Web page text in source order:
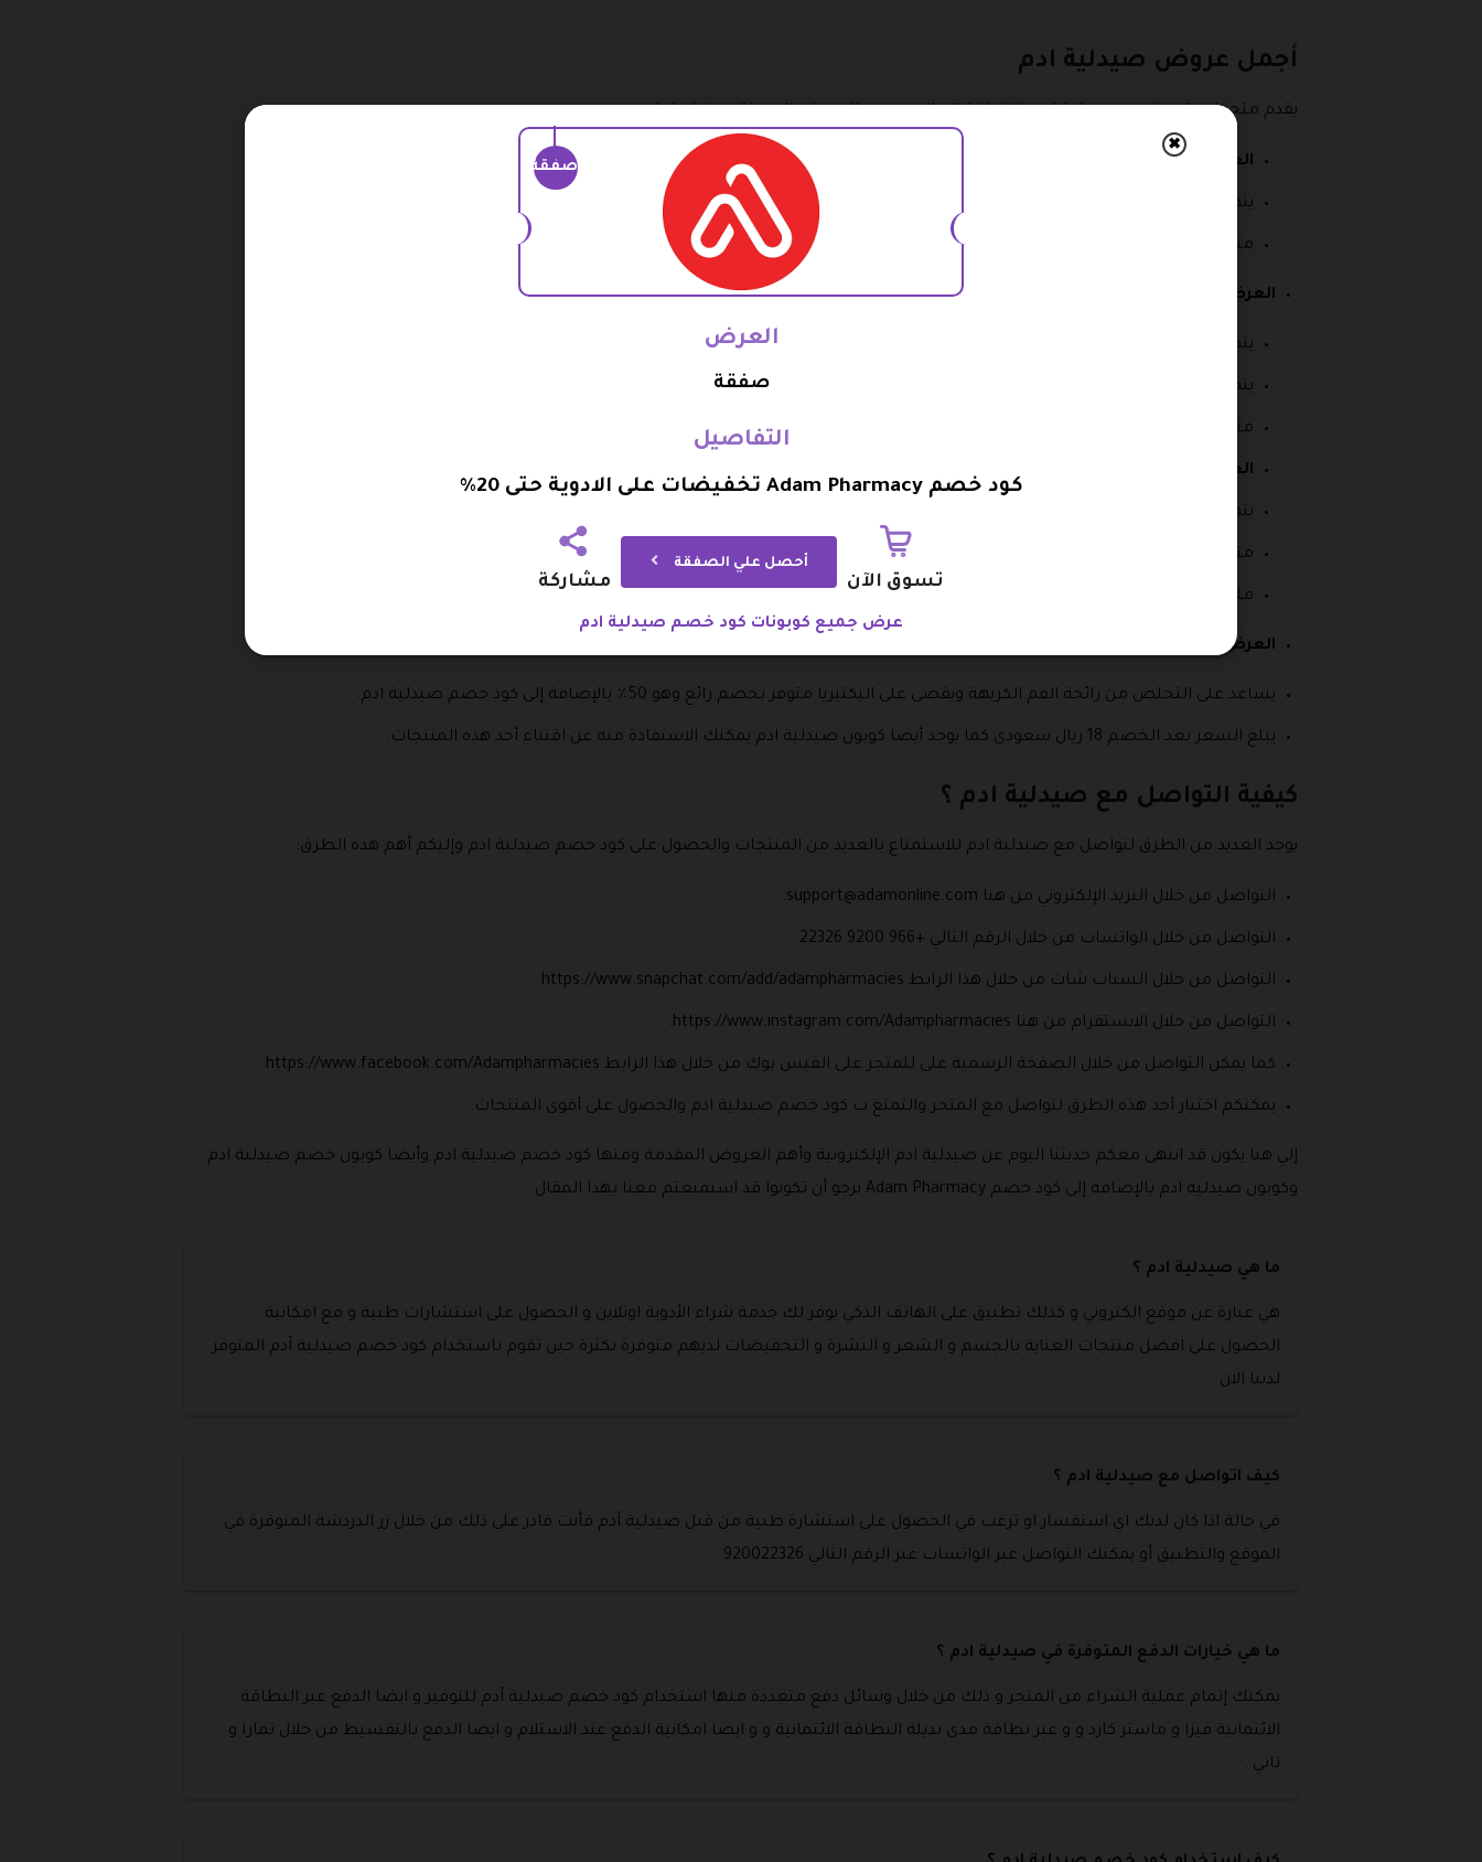
أجمل عروض صيدلية ادم
يقدم متجر ادم كود خصم صيدلية ادم بالإضافة إلى العديد من العروض المميزة ومنها ما يلي:
العرض الأول : جهاز بخار محمول يعرف باسم ايه ام كير وهو من النوع الشبكي، يستخدم لعلاج أمراض التنفس.
ينطبق عليه كود خصم صيدلية ادم ويتكون من 2 من القناعات واحد للكبار والآخر للأطفال بالإضافة إلى قطعة للفم ووعاء للدواء.
متوفر بخصم 15٪ ويبلغ سعره حوالي 306 ريال سعودي وكان قبل الخصم بحوالي 360.00 ريال سعودي.
العرض الثاني: مخصصة للشعر تحتوي على بروتينات الحرير عدد 4 أمبولات بحجم 15 ملم.
ينطبق على هذا العرض كود خصم صيدلية ادم بالإضافة إلى 20٪ على هذا المنتج الأكثر من رائع.
يتميز هذا المنتج بالعديد من المميزات حيث يعمل على إعادة بناء الشعر وزيادة لمعانه واعطاءه قوة وجاذيبة غير معهودة.
متوفر بسعر 22 ريال سعودي بعد الخصم وكان السعر قبل الخصم 28.59 ريال سعودي ولا ننسى الاستفادة من كود خصم صيدلية ادم.
العرض الثالث
يتميز بدعم بشرة الطفل والحفاظ عليها ويحميها من الجفاف يحد من تعرض بشرة الطفل للالتهابات.
متوفر بسعر أكثر من رائع وهو 32 ريال سعودي بعد الخصم وكان قبل الخصم بسعر 40.82 ريال سعودي.
ملحوظة هامة هذا المنتج ينطبق عليه كود خصم صيدلية ادم بالإضافة إلى خصم 20٪.
العرض الرابع:
يساعد على التخلص من رائحة الفم الكريهة ويقضى على البكتيريا متوفر بخصم رائع وهو 50٪ بالإضافة إلى كود خصم صيدلية ادم.
يبلغ السعر بعد الخصم 18 ريال سعودي كما يوجد أيضا كوبون صيدلية ادم يمكنك الاستفادة منه عن اقتناء أحد هذه المنتجات.
كيفية التواصل مع صيدلية ادم ؟
يوجد العديد من الطرق لتواصل مع صيدلية ادم للاستمتاع بالعديد من المنتجات والحصول على كود خصم صيدلية ادم وإليكم أهم هذه الطرق:
التواصل من خلال البريد الإلكتروني من هنا support@adamonline.com
.
التواصل من خلال الواتساب من خلال الرقم التالي +966 9200 22326.
التواصل من خلال السناب شات من خلال هذا الرابط https://www.snapchat.com/add/adampharmacies
التواصل من خلال الانستقرام من هنا https://www.instagram.com/Adampharmacies.
كما يمكن التواصل من خلال الصفحة الرسمية على للمتجر على الفيس بوك من خلال هذا الرابط https://www.facebook.com/Adampharmacies.
يمكنكم اختيار أحد هذه الطرق لتواصل مع المتجر والتمتع ب كود خصم صيدلية ادم والحصول على أقوى المنتجات.
إلي هنا يكون قد انتهى معكم حديثنا اليوم عن صيدلية ادم الإلكترونية وأهم العروض المقدمة ومنها كود خصم صيدلية ادم وأيضا كوبون خصم صيدلية ادم
وكوبون صيدلية ادم بالإضافة إلى كود خصم Adam Pharmacy نرجو أن تكونوا قد استمتعتم معنا بهذا المقال.
ما هي صيدلية ادم ؟
هي عبارة عن موقع الكتروني و كذلك تطبيق على الهاتف الذكي يوفر لك خدمة شراء الأدوية اونلاين و الحصول على استشارات طبية و مع امكانية
الحصول على افضل منتجات العناية بالجسم و الشعر و البشرة و التخفيضات لديهم متوفرة بكثرة حين تقوم باستخدام كود خصم صيدلية آدم المتوفر
لدينا الان .
كيف اتواصل مع صيدلية ادم ؟
في حالة اذا كان لديك اي استفسار او ترغب في الحصول على استشارة طبية من قبل صيدلية آدم فأنت قادر على ذلك من خلال زر الدردشة المتوفرة في
الموقع والتطبيق أو يمكنك التواصل عبر الواتساب عبر الرقم التالي 920022326 .
ما هي خيارات الدفع المتوفرة في صيدلية ادم ؟
يمكنك إتمام عملية الشراء من المتجر و ذلك من خلال وسائل دفع متعددة منها استخدام كود خصم صيدلية آدم للتوفير و ايضا الدفع عبر البطاقة
الائتمانية فيزا و ماستر كارد و و عبر بطاقة مدى بديلة البطاقة الائتمانية و و ايضا امكانية الدفع عند الاستلام و ايضا الدفع بالتقسيط من خلال تمارا و
تابي .
صفقة
✖
العرض
صفقة
التفاصيل
كود خصم Adam Pharmacy تخفيضات على الادوية حتى 20%
تسوق الآن
أحصل علي الصفقة
مشاركة
عرض جميع كوبونات كود خصم صيدلية ادم